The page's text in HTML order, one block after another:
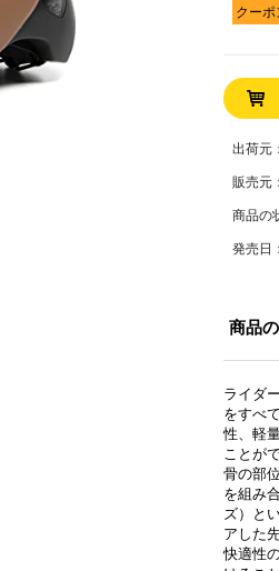
クーポ
出荷元
販売元：
商品の
発売日：
商品
ライダ
をすべ
性、軽
ことが
骨の部
を組み
ズ）と
アした
快適性